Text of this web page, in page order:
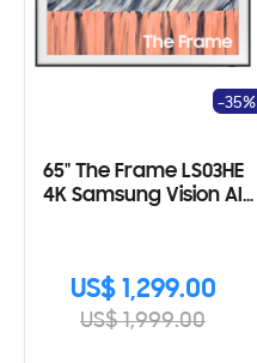
65" The Frame LS03HE
4K Samsung Vision AI
US$ 1,299.00
US$ 1,999.00
-35%